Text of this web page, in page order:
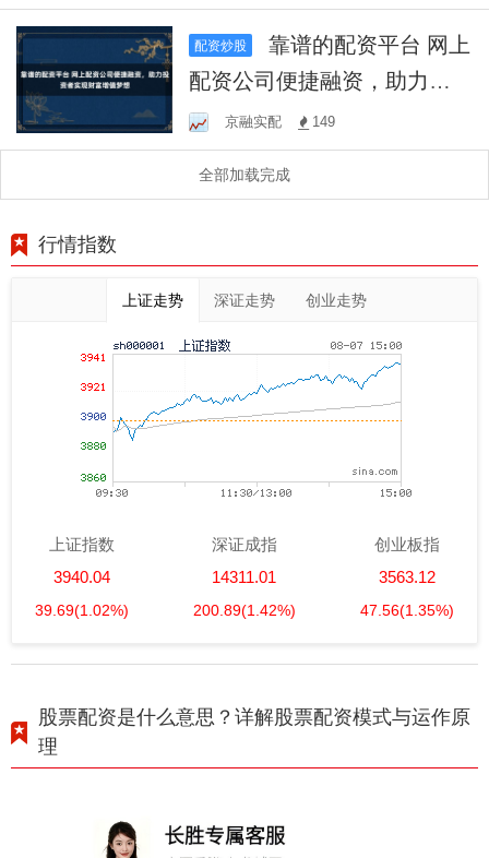
配资炒股
靠谱的配资平台 网上
配资公司便捷融资，助力投
资者实现财富增值梦想
京融实配 149
全部加载完成
行情指数
上证走势 深证走势 创业走势
上证指数
3940.04
39.69(1.02%)
深证成指
14311.01
200.89(1.42%)
创业板指
3563.12
47.56(1.35%)
股票配资是什么意思？详解股票配资模式与运作原
理